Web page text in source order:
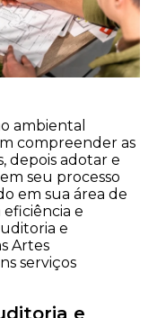
ambiental
compreender as
depois adotar e
seu processo
em sua área de
e
e
Artes
serviços
e